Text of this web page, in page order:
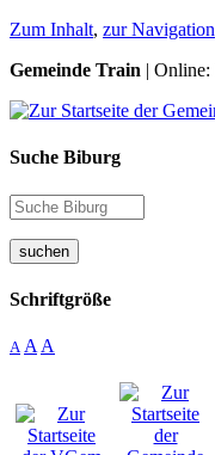
Zum Inhalt, zur Navigation
Gemeinde Train |
Suche Biburg
suchen
Schriftgröße
A A A